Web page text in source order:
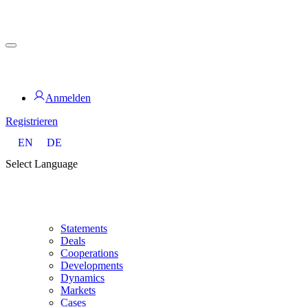
for PHYSIC ASSETS
Anmelden
Registrieren
EN
DE
Select Language
Statements
Deals
Cooperations
Developments
Dynamics
Markets
Cases